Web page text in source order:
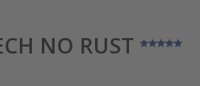
NO RUST